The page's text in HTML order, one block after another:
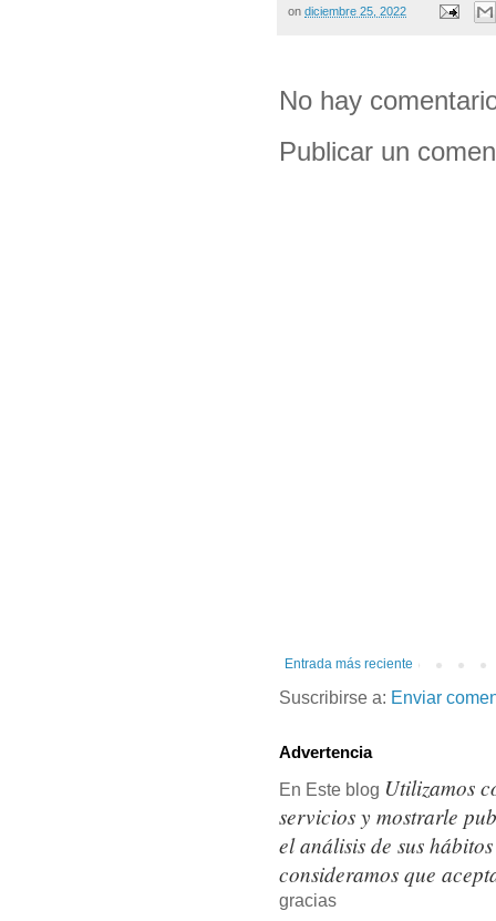
on diciembre 25, 2022
No hay
Publicar un
Entrada más reciente
Suscribirse a: Enviar
Advertencia
En Este blog Utilizamos
servicios y mostrarle
el análisis de sus
consideramos que
gracias